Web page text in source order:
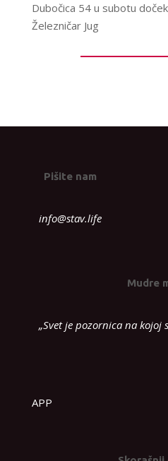
Dubočica 54 u subotu
Železničar Jug
Pišite nam
info@stav.life
Mudre
„Svet je pozornica na kojoj
APP